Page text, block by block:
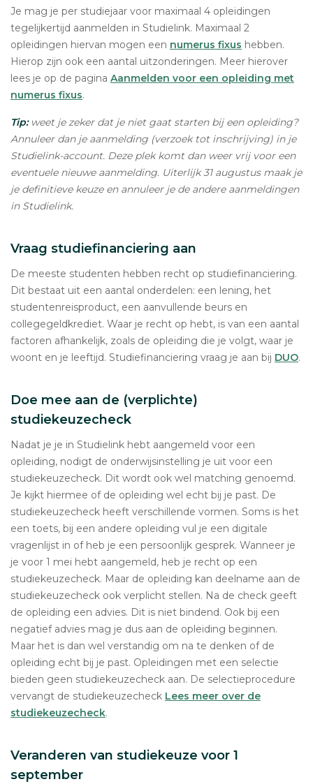
Je mag je per studiejaar voor maximaal 4 opleidingen
tegelijkertijd aanmelden in Studielink. Maximaal 2
opleidingen hiervan mogen een numerus fixus hebben.
Hierop zijn ook een aantal uitzonderingen. Meer hierover
lees je op de pagina Aanmelden voor een opleiding met
numerus fixus.
Tip: weet je zeker dat je niet gaat starten bij een opleiding?
Annuleer dan je aanmelding (verzoek tot inschrijving) in je
Studielink-account. Deze plek komt dan weer vrij voor een
eventuele nieuwe aanmelding. Uiterlijk 31 augustus maak je
je definitieve keuze en annuleer je de andere aanmeldingen
in Studielink.
Vraag studiefinanciering aan
De meeste studenten hebben recht op studiefinanciering.
Dit bestaat uit een aantal onderdelen: een lening, het
studentenreisproduct, een aanvullende beurs en
collegegeldkrediet. Waar je recht op hebt, is van een aantal
factoren afhankelijk, zoals de opleiding die je volgt, waar je
woont en je leeftijd. Studiefinanciering vraag je aan bij DUO.
Doe mee aan de (verplichte)
studiekeuzecheck
Nadat je je in Studielink hebt aangemeld voor een
opleiding, nodigt de onderwijsinstelling je uit voor een
studiekeuzecheck. Dit wordt ook wel matching genoemd.
Je kijkt hiermee of de opleiding wel echt bij je past. De
studiekeuzecheck heeft verschillende vormen. Soms is het
een toets, bij een andere opleiding vul je een digitale
vragenlijst in of heb je een persoonlijk gesprek. Wanneer je
je voor 1 mei hebt aangemeld, heb je recht op een
studiekeuzecheck. Maar de opleiding kan deelname aan de
studiekeuzecheck ook verplicht stellen. Na de check geeft
de opleiding een advies. Dit is niet bindend. Ook bij een
negatief advies mag je dus aan de opleiding beginnen.
Maar het is dan wel verstandig om na te denken of de
opleiding echt bij je past. Opleidingen met een selectie
bieden geen studiekeuzecheck aan. De selectieprocedure
vervangt de studiekeuzecheck Lees meer over de
studiekeuzecheck.
Veranderen van studiekeuze voor 1
september